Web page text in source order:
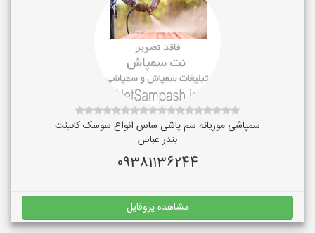
سمپاشی موریانه سم پاشی ساس انواع سوسک کابینت
بندر عباس
09381136244
مشاهده پروفایل